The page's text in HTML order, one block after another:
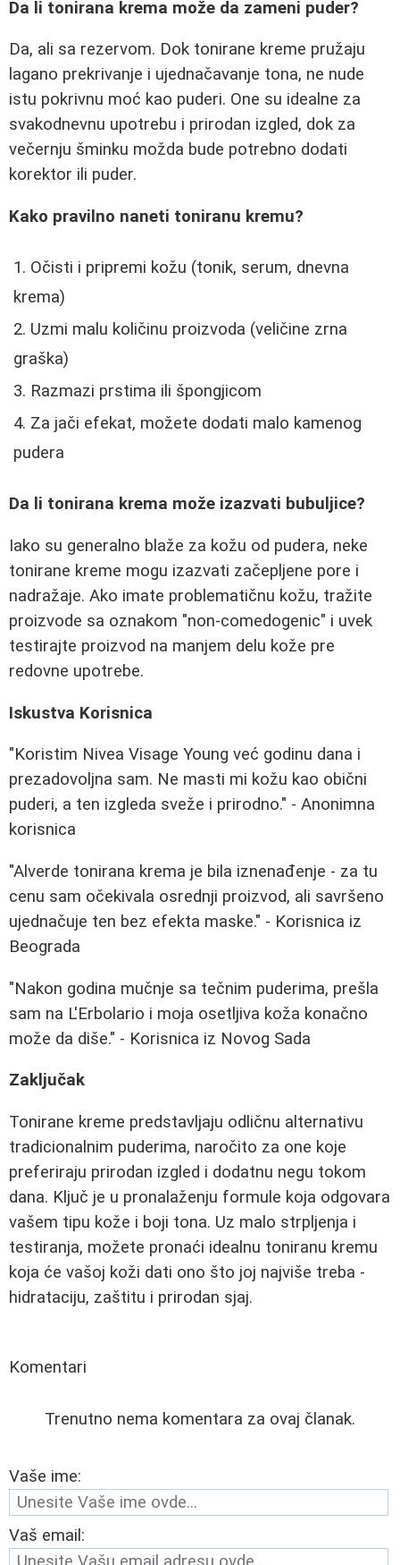
Da li tonirana krema može da zameni puder?
Da, ali sa rezervom. Dok tonirane kreme pružaju
lagano prekrivanje i ujednačavanje tona, ne nude
istu pokrivnu moć kao puderi. One su idealne za
svakodnevnu upotrebu i prirodan izgled, dok za
večernju šminku možda bude potrebno dodati
korektor ili puder.
Kako pravilno naneti toniranu kremu?
Očisti i pripremi kožu (tonik, serum, dnevna
krema)
Uzmi malu količinu proizvoda (veličine zrna
graška)
Razmazi prstima ili špongjicom
Za jači efekat, možete dodati malo kamenog
pudera
Da li tonirana krema može izazvati bubuljice?
Iako su generalno blaže za kožu od pudera, neke
tonirane kreme mogu izazvati začepljene pore i
nadražaje. Ako imate problematičnu kožu, tražite
proizvode sa oznakom "non-comedogenic" i uvek
testirajte proizvod na manjem delu kože pre
redovne upotrebe.
Iskustva Korisnica
"Koristim Nivea Visage Young već godinu dana i
prezadovoljna sam. Ne masti mi kožu kao obični
puderi, a ten izgleda sveže i prirodno." - Anonimna
korisnica
"Alverde tonirana krema je bila iznenađenje - za tu
cenu sam očekivala osrednji proizvod, ali savršeno
ujednačuje ten bez efekta maske." - Korisnica iz
Beograda
"Nakon godina mučnje sa tečnim puderima, prešla
sam na L'Erbolario i moja osetljiva koža konačno
može da diše." - Korisnica iz Novog Sada
Zaključak
Tonirane kreme predstavljaju odličnu alternativu
tradicionalnim puderima, naročito za one koje
preferiraju prirodan izgled i dodatnu negu tokom
dana. Ključ je u pronalaženju formule koja odgovara
vašem tipu kože i boji tona. Uz malo strpljenja i
testiranja, možete pronaći idealnu toniranu kremu
koja će vašoj koži dati ono što joj najviše treba -
hidrataciju, zaštitu i prirodan sjaj.
Komentari
Trenutno nema komentara za ovaj članak.
Vaše ime:
Vaš email: